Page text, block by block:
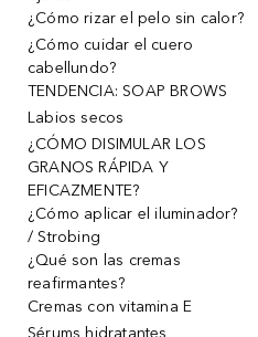
¿Cómo rizar el pelo sin calor?
¿Cómo cuidar el cuero
cabellundo?
TENDENCIA: SOAP BROWS
Labios secos
¿CÓMO DISIMULAR LOS
GRANOS RÁPIDA Y
EFICAZMENTE?
¿Cómo aplicar el iluminador?
/ Strobing
¿Qué son las cremas
reafirmantes?
Cremas con vitamina E
Sérums hidratantes